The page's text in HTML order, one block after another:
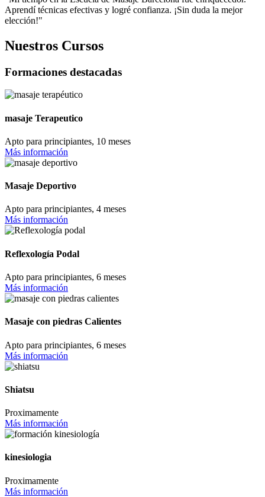
Aprendí técnicas efectivas y logré confianza. ¡Sin duda la mejor
elección!"
Nuestros Cursos
Formaciones destacadas
masaje Terapeutico
Apto para principiantes, 10 meses
Más información
Masaje Deportivo
Apto para principiantes, 4 meses
Más información
Reflexología Podal
Apto para principiantes, 6 meses
Más información
Masaje con piedras Calientes
Apto para principiantes, 6 meses
Más información
Shiatsu
Proximamente
Más información
kinesiologia
Proximamente
Más información